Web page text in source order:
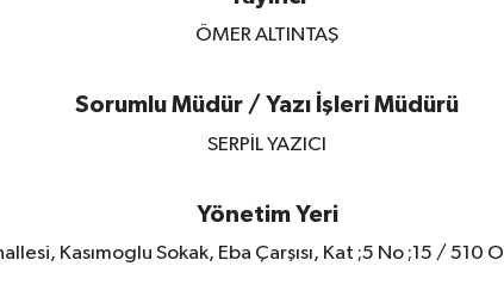
ÖMER ALTINTAŞ
Sorumlu Müdür / Yazı İşleri Müdürü
SERPİL YAZICI
Yönetim Yeri
Kasımoglu Sokak, Eba Çarşısı, Kat ;5 No ;15 / 510